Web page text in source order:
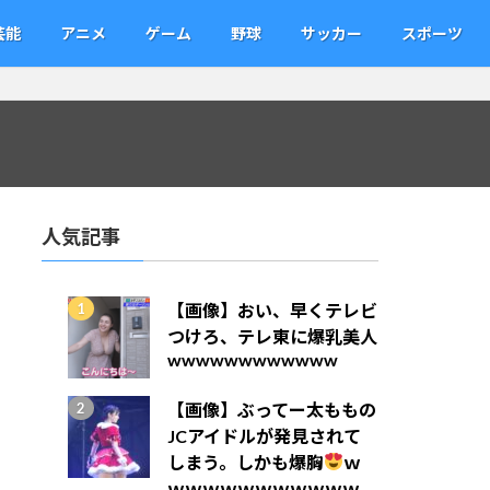
能 アニメ ゲーム 野球 サッカー スポーツ
人気記事
【画像】おい、早くテレビ
つけろ、テレ東に爆乳美人
wwwwwwwwwwww
【画像】ぶってー太ももの
JCアイドルが発見されて
しまう。しかも爆胸
ｗ